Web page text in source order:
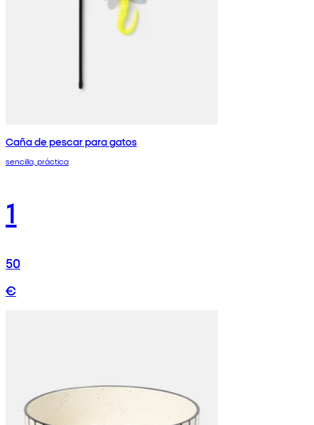
Caña de pescar para gatos
sencilla, práctica
1
50
€